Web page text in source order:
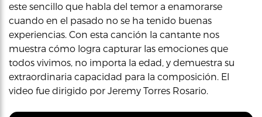
este sencillo que habla del temor a enamorarse
cuando en el pasado no se ha tenido buenas
experiencias. Con esta canción la cantante nos
muestra cómo logra capturar las emociones que
todos vivimos, no importa la edad, y demuestra su
extraordinaria capacidad para la composición. El
video fue dirigido por Jeremy Torres Rosario.